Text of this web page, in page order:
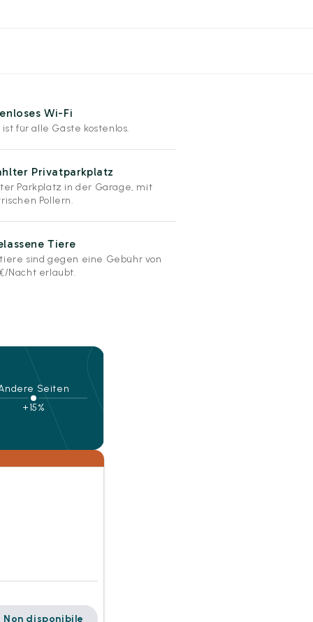
Wi-Fi
ist für alle Gäste kostenlos.
Privatparkplatz
Parkplatz in der Garage, mit
Pollern.
Tiere
sind gegen eine Gebühr von
Nacht erlaubt.
Seiten
+15%
Non disponibile